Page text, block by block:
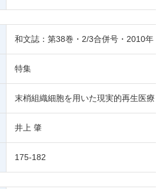
和文誌：第38巻・2/3合併号・2010年
特集
末梢組織細胞を用いた現実的再生医療
井上 肇
175-182